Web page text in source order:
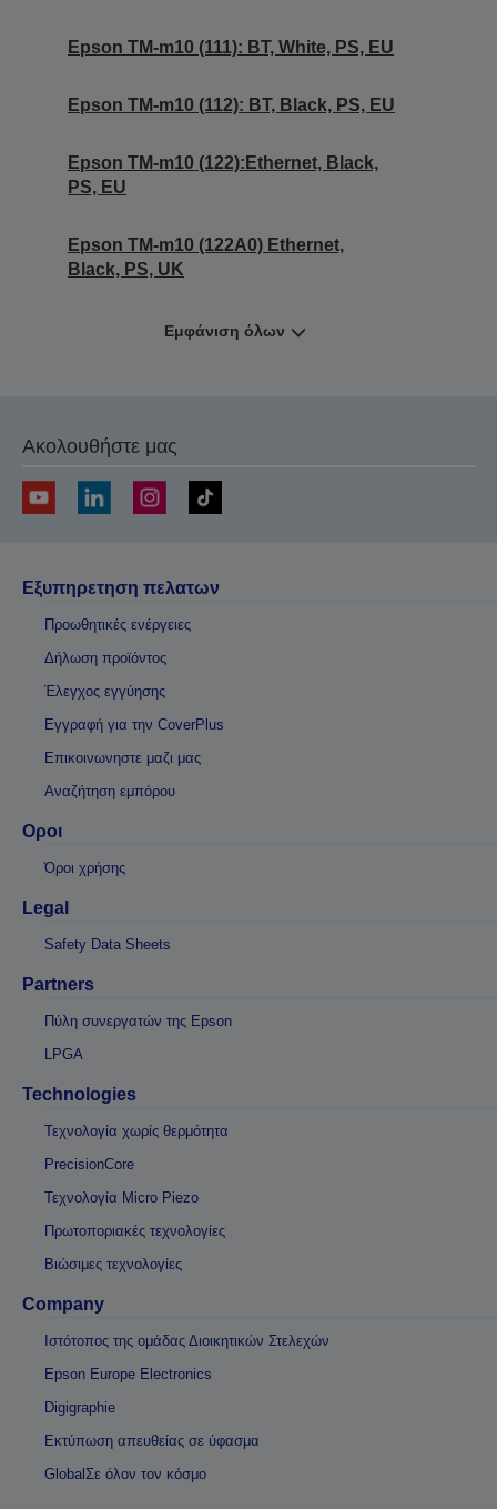
Epson TM-m10 (111): BT, White, PS, EU
Epson TM-m10 (112): BT, Black, PS, EU
Epson TM-m10 (122):Ethernet, Black,
PS, EU
Epson TM-m10 (122A0) Ethernet,
Black, PS, UK
Εμφάνιση όλων
Ακολουθήστε μας
Εξυπηρετηση πελατων
Προωθητικές ενέργειες
Δήλωση προϊόντος
Έλεγχος εγγύησης
Εγγραφή για την CoverPlus
Επικοινωνηστε μαζι μας
Αναζήτηση εμπόρου
Οροι
Όροι χρήσης
Legal
Safety Data Sheets
Partners
Πύλη συνεργατών της Epson
LPGA
Technologies
Τεχνολογία χωρίς θερμότητα
PrecisionCore
Τεχνολογία Micro Piezo
Πρωτοποριακές τεχνολογίες
Βιώσιμες τεχνολογίες
Company
Ιστότοπος της ομάδας Διοικητικών Στελεχών
Epson Europe Electronics
Digigraphie
Εκτύπωση απευθείας σε ύφασμα
GlobalΣε όλον τον κόσμο